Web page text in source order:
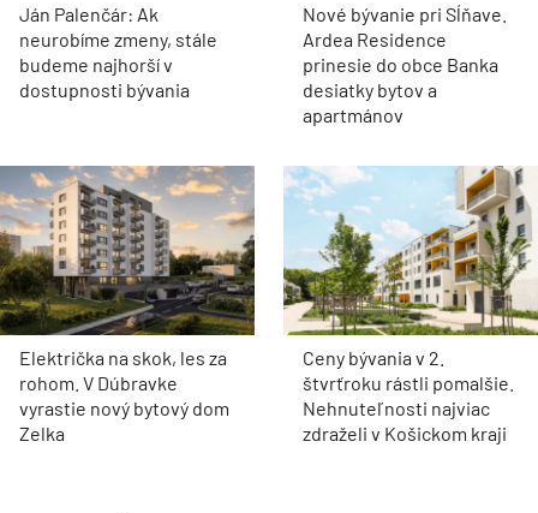
Ján Palenčár: Ak
neurobíme zmeny, stále
budeme najhorší v
dostupnosti bývania
Nové bývanie pri Sĺňave.
Ardea Residence
prinesie do obce Banka
desiatky bytov a
apartmánov
Električka na skok, les za
rohom. V Dúbravke
vyrastie nový bytový dom
Zelka
Ceny bývania v 2.
štvrťroku rástli pomalšie.
Nehnuteľnosti najviac
zdraželi v Košickom kraji